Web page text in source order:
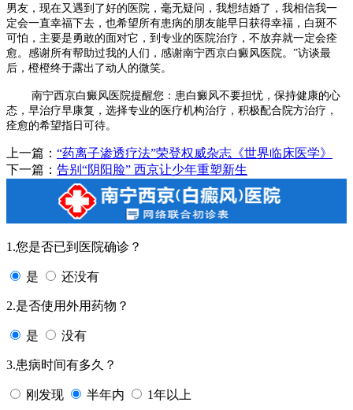
男友，现在又遇到了好的医院，毫无疑问，我想结婚了，我相信我一
定会一直幸福下去，也希望所有患病的朋友能早日获得幸福，白斑不
可怕，主要是勇敢的面对它，到专业的医院治疗，不放弃就一定会痊
愈。感谢所有帮助过我的人们，感谢南宁西京白癜风医院。”访谈最
后，橙橙终于露出了动人的微笑。
南宁西京白癜风医院提醒您：患白癜风不要担忧，保持健康的心
态，早治疗早康复，选择专业的医疗机构治疗，积极配合院方治疗，
痊愈的希望指日可待。
上一篇： “药离子渗透疗法”荣登权威杂志《世界临床医学》
下一篇： 告别“阴阳脸” 西京让少年重塑新生
1.您是否已到医院确诊？
是 还没有
2.是否使用外用药物？
是 没有
3.患病时间有多久？
刚发现 半年内 1年以上